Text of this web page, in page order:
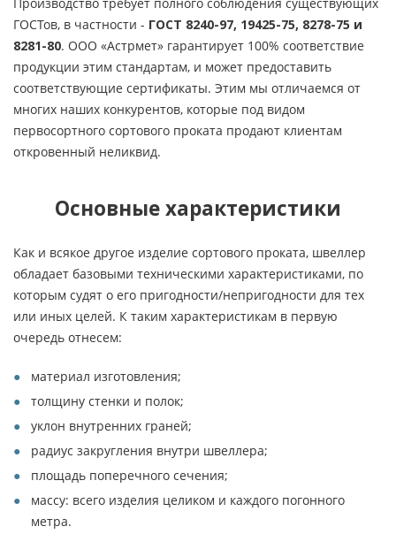
ГОСТов, в частности - ГОСТ 8240-97, 19425-75, 8278-75 и
8281-80. ООО «Астрмет» гарантирует 100% соответствие
продукции этим стандартам, и может предоставить
соответствующие сертификаты. Этим мы отличаемся от
многих наших конкурентов, которые под видом
первосортного сортового проката продают клиентам
откровенный неликвид.
Основные характеристики
Как и всякое другое изделие сортового проката, швеллер
обладает базовыми техническими характеристиками, по
которым судят о его пригодности/непригодности для тех
или иных целей. К таким характеристикам в первую
очередь отнесем:
материал изготовления;
толщину стенки и полок;
уклон внутренних граней;
радиус закругления внутри швеллера;
площадь поперечного сечения;
массу: всего изделия целиком и каждого погонного
метра.